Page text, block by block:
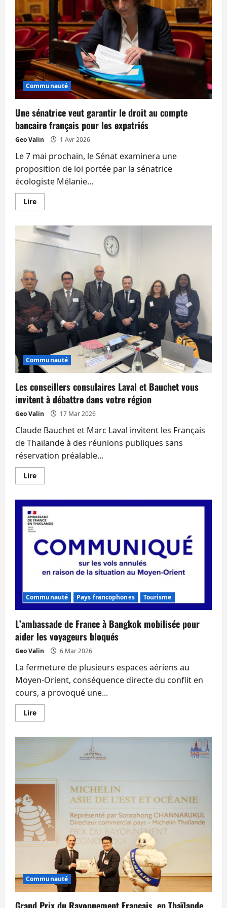
Communauté
Une sénatrice veut garantir le droit au compte
bancaire français pour les expatriés
Geo Valin 1 Avr 2026
Le 7 mai prochain, le Sénat examinera une
proposition de loi portée par la sénatrice
écologiste Mélanie...
LireEn
savoir
Une
sénatrice
veut
garantir
compte
bancaire
français
pour
les
expatriés
Communauté
Les conseillers consulaires Laval et Bauchet vous
invitent à débattre dans votre région
Geo Valin 17 Mar 2026
Claude Bauchet et Marc Laval invitent les Français
de Thaïlande à des réunions publiques sans
réservation préalable...
LireEn
savoir
Les
conseillers
consulaires
Laval
Bauchet
vous
invitent
débattre
dans
Communauté Pays francophones Tourisme
L’ambassade de France à Bangkok mobilisée pour
aider les voyageurs bloqués
Geo Valin 6 Mar 2026
La fermeture de plusieurs espaces aériens au
Moyen-Orient, conséquence directe du conflit en
cours, a provoqué une...
LireEn
savoir
L’ambassade
de
France
à
mobilisée
pour
voyageurs
bloqués
Communauté
Grand Prix du Rayonnement Français, en Thaïlande,